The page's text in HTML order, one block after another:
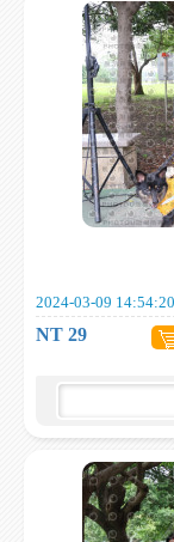
2024-03-09 14:54:20
NT 29